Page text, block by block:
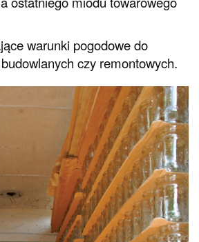
warunki pogodowe do
czy remontowych.